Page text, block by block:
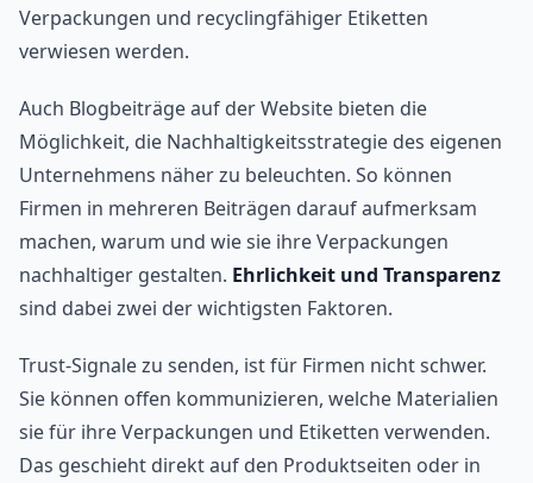
Verpackungen und recyclingfähiger Etiketten
verwiesen werden.
Auch Blogbeiträge auf der Website bieten die
Möglichkeit, die Nachhaltigkeitsstrategie des eigenen
Unternehmens näher zu beleuchten. So können
Firmen in mehreren Beiträgen darauf aufmerksam
machen, warum und wie sie ihre Verpackungen
nachhaltiger gestalten. Ehrlichkeit und Transparenz
sind dabei zwei der wichtigsten Faktoren.
Trust-Signale zu senden, ist für Firmen nicht schwer.
Sie können offen kommunizieren, welche Materialien
sie für ihre Verpackungen und Etiketten verwenden.
Das geschieht direkt auf den Produktseiten oder in